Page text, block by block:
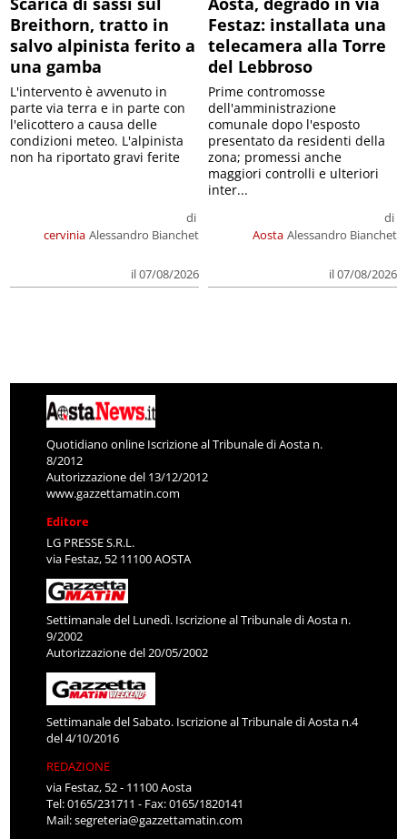
Breithorn, tratto in
salvo alpinista ferito a
una gamba
cervinia
di
Alessandro Bianchet
il 07/08/2026
L'intervento è avvenuto in
parte via terra e in parte con
l'elicottero a causa delle
condizioni meteo. L'alpinista
non ha riportato gravi ferite
Festaz: installata una
telecamera alla Torre
del Lebbroso
Aosta
di
Alessandro Bianchet
il 07/08/2026
Prime contromosse
dell'amministrazione
comunale dopo l'esposto
presentato da residenti della
zona; promessi anche
maggiori controlli e ulteriori
inter...
Quotidiano online Iscrizione al Tribunale di Aosta n.
8/2012
Autorizzazione del 13/12/2012
www.gazzettamatin.com
Editore
LG PRESSE S.R.L.
via Festaz, 52 11100 AOSTA
Settimanale del Lunedì. Iscrizione al Tribunale di Aosta n.
9/2002
Autorizzazione del 20/05/2002
Settimanale del Sabato. Iscrizione al Tribunale di Aosta n.4
del 4/10/2016
REDAZIONE
via Festaz, 52 - 11100 Aosta
Tel: 0165/231711 - Fax: 0165/1820141
Mail:segreteria@gazzettamatin.com